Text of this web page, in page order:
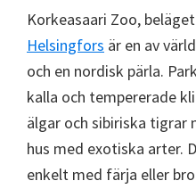
Korkeasaari Zoo,
Helsingfors är en av
och en nordisk pärla.
kalla och tempererade
älgar och sibiriska tigrar
hus med exotiska arter.
enkelt med färja eller